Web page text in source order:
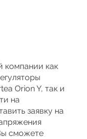
компании как
Orion Y, так и
на
заявку на
сможете